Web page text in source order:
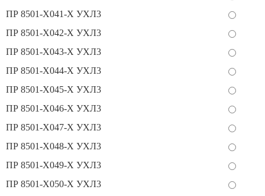
ПР 8501-Х041-Х УХЛ3
ПР 8501-Х042-Х УХЛ3
ПР 8501-Х043-Х УХЛ3
ПР 8501-Х044-Х УХЛ3
ПР 8501-Х045-Х УХЛ3
ПР 8501-Х046-Х УХЛ3
ПР 8501-Х047-Х УХЛ3
ПР 8501-Х048-Х УХЛ3
ПР 8501-Х049-Х УХЛ3
ПР 8501-Х050-Х УХЛ3